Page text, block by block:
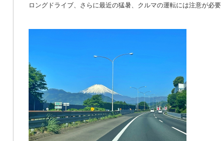
ロングドライブ、さらに最近の猛暑、クルマの運転には注意が必